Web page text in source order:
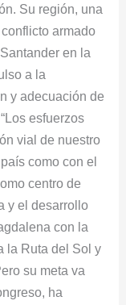
Su región, una
armado
en la
a la
y adecuación de
esfuerzos
vial de nuestro
como con el
centro de
y el desarrollo
con la
la Ruta del Sol y
su meta va
ha